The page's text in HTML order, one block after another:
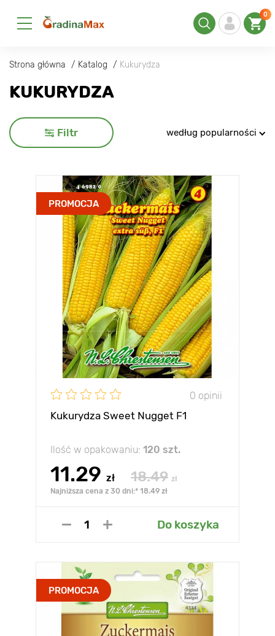
0
Strona główna Katalog Kukurydza
KUKURYDZA
Filtr według popularności
PROMOCJA
0 opinii
Kukurydza Sweet Nugget F1
Ilość w opakowaniu: 120 szt.
11.29 zł 18.49 zł
Najniższa cena z 30 dni:* 18.49 zł
Do koszyka
PROMOCJA